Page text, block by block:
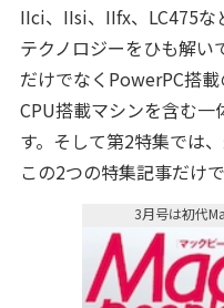
IIci、IIsi、IIfx、LC475な
テクノロジーをひも解い
だけでなくPowerPC搭
CPU搭載マシンを含む一
す。そして第2特集では
この2つの特集記事だけ
3月号は初代